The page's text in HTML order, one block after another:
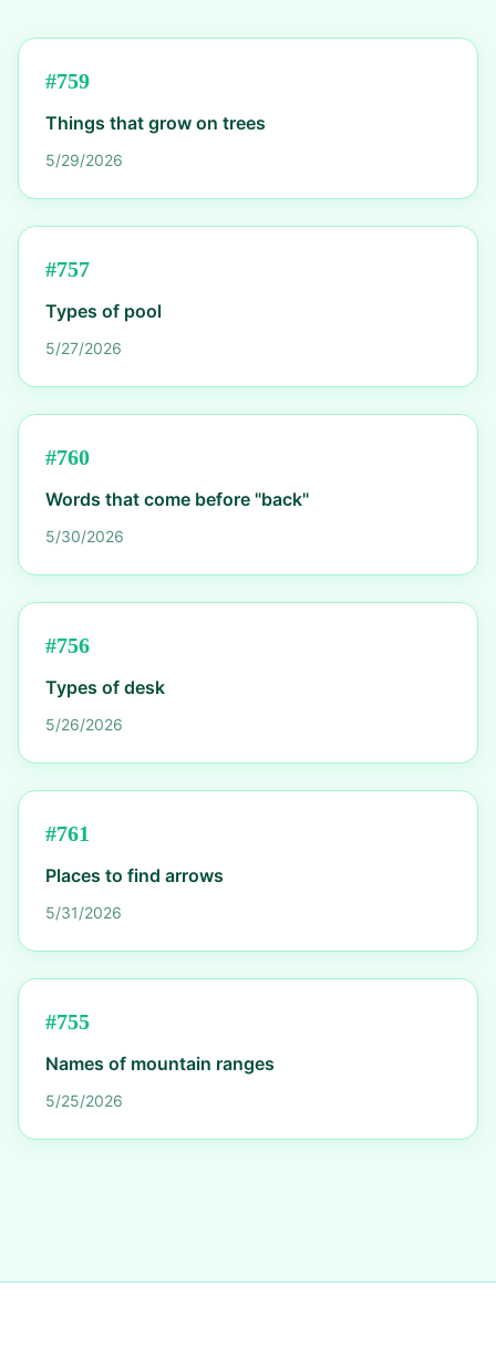
#759
Things that grow on trees
5/29/2026
#757
Types of pool
5/27/2026
#760
Words that come before "back"
5/30/2026
#756
Types of desk
5/26/2026
#761
Places to find arrows
5/31/2026
#755
Names of mountain ranges
5/25/2026